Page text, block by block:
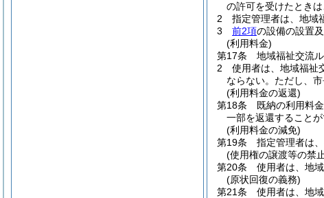
の許可を受けたときは
2
指定管理者は、地域
3
前2項の設備の設置
(利用料金)
第17条
地域福祉交流
2
使用者は、地域福祉
ならない。 ただし、
(利用料金の返還)
第18条
既納の利用料
一部を返還することが
(利用料金の減免)
第19条
指定管理者は
(使用権の譲渡等の禁
第20条
使用者は、地
(原状回復の義務)
第21条
使用者は、地